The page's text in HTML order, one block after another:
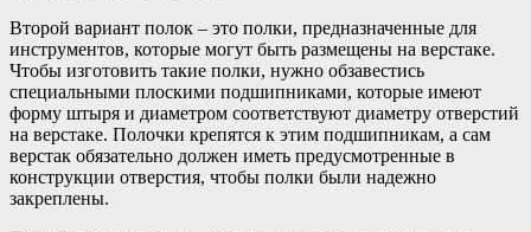
Второй вариант полок – это полки, предназначенные для
инструментов, которые могут быть размещены на верстаке.
Чтобы изготовить такие полки, нужно обзавестись
специальными плоскими подшипниками, которые имеют
форму штыря и диаметром соответствуют диаметру отверстий
на верстаке. Полочки крепятся к этим подшипникам, а сам
верстак обязательно должен иметь предусмотренные в
конструкции отверстия, чтобы полки были надежно
закреплены.